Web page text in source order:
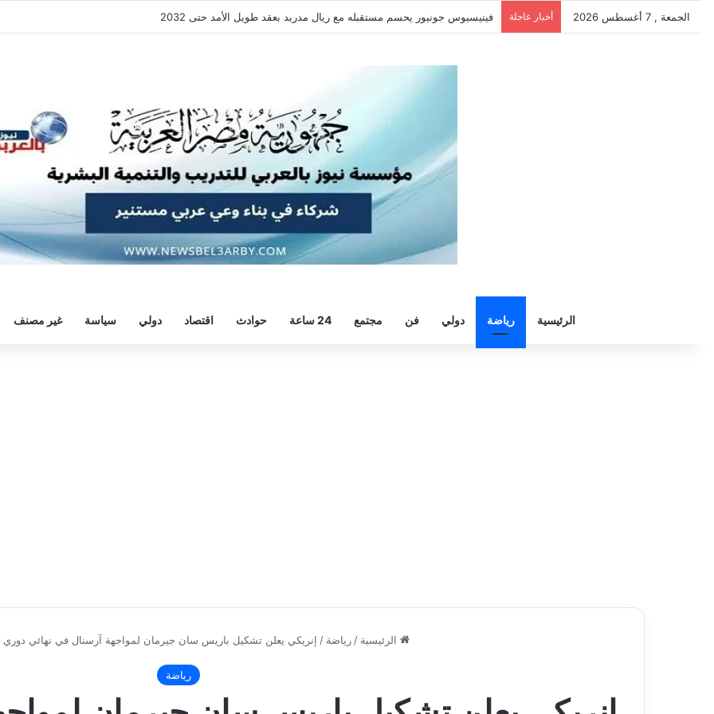
الجمعة , 7 أغسطس 2026 أخبار عاجلة سيلتيك يكثف مفاوضاته لحسم صفقة هيثم حسن.. واللاعب يُرحب
الرئيسية رياضة دولي فن مجتمع 24 ساعة حوادث اقتصاد دولي سياسة غير مصنف
الرئيسية / رياضة / إنريكي يعلن تشكيل باريس سان جيرمان لمواجهة آرسنال في نهائي دوري
رياضة